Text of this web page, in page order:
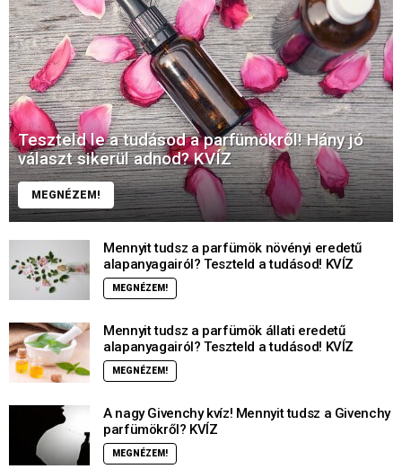
Teszteld le a tudásod a parfümökről! Hány jó
választ sikerül adnod? KVÍZ
MEGNÉZEM!
Mennyit tudsz a parfümök növényi eredetű
alapanyagairól? Teszteld a tudásod! KVÍZ
MEGNÉZEM!
Mennyit tudsz a parfümök állati eredetű
alapanyagairól? Teszteld a tudásod! KVÍZ
MEGNÉZEM!
A nagy Givenchy kvíz! Mennyit tudsz a Givenchy
parfümökről? KVÍZ
MEGNÉZEM!